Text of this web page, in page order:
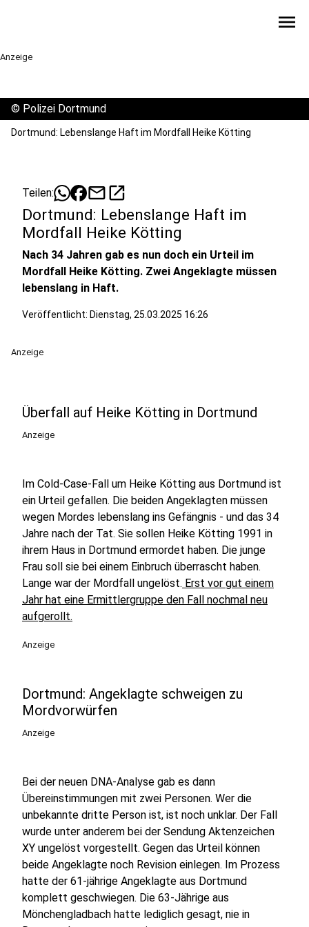
menu
Anzeige
© Polizei Dortmund
Dortmund: Lebenslange Haft im Mordfall Heike Kötting
Teilen: mailopen_in_new
Dortmund: Lebenslange Haft im
Mordfall Heike Kötting
Nach 34 Jahren gab es nun doch ein Urteil im
Mordfall Heike Kötting. Zwei Angeklagte müssen
lebenslang in Haft.
Veröffentlicht: Dienstag, 25.03.2025 16:26
Anzeige
Überfall auf Heike Kötting in Dortmund
Anzeige
Im Cold-Case-Fall um Heike Kötting aus Dortmund ist
ein Urteil gefallen. Die beiden Angeklagten müssen
wegen Mordes lebenslang ins Gefängnis - und das 34
Jahre nach der Tat. Sie sollen Heike Kötting 1991 in
ihrem Haus in Dortmund ermordet haben. Die junge
Frau soll sie bei einem Einbruch überrascht haben.
Lange war der Mordfall ungelöst. Erst vor gut einem
Jahr hat eine Ermittlergruppe den Fall nochmal neu
aufgerollt.
Anzeige
Dortmund: Angeklagte schweigen zu
Mordvorwürfen
Anzeige
Bei der neuen DNA-Analyse gab es dann
Übereinstimmungen mit zwei Personen. Wer die
unbekannte dritte Person ist, ist noch unklar. Der Fall
wurde unter anderem bei der Sendung Aktenzeichen
XY ungelöst vorgestellt. Gegen das Urteil können
beide Angeklagte noch Revision einlegen. Im Prozess
hatte der 61-jährige Angeklagte aus Dortmund
komplett geschwiegen. Die 63-Jährige aus
Mönchengladbach hatte lediglich gesagt, nie in